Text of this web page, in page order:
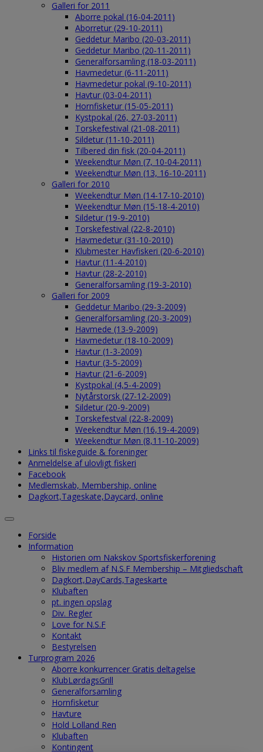
Galleri for 2011
Aborre pokal (16-04-2011)
Aborretur (29-10-2011)
Geddetur Maribo (20-03-2011)
Geddetur Maribo (20-11-2011)
Generalforsamling (18-03-2011)
Havmedetur (6-11-2011)
Havmedetur pokal (9-10-2011)
Havtur (03-04-2011)
Hornfisketur (15-05-2011)
Kystpokal (26, 27-03-2011)
Torskefestival (21-08-2011)
Sildetur (11-10-2011)
Tilbered din fisk (20-04-2011)
Weekendtur Møn (7, 10-04-2011)
Weekendtur Møn (13, 16-10-2011)
Galleri for 2010
Weekendtur Møn (14-17-10-2010)
Weekendtur Møn (15-18-4-2010)
Sildetur (19-9-2010)
Torskefestival (22-8-2010)
Havmedetur (31-10-2010)
Klubmester Havfiskeri (20-6-2010)
Havtur (11-4-2010)
Havtur (28-2-2010)
Generalforsamling (19-3-2010)
Galleri for 2009
Geddetur Maribo (29-3-2009)
Generalforsamling (20-3-2009)
Havmede (13-9-2009)
Havmedetur (18-10-2009)
Havtur (1-3-2009)
Havtur (3-5-2009)
Havtur (21-6-2009)
Kystpokal (4,5-4-2009)
Nytårstorsk (27-12-2009)
Sildetur (20-9-2009)
Torskefestval (22-8-2009)
Weekendtur Møn (16,19-4-2009)
Weekendtur Møn (8,11-10-2009)
Links til fiskeguide & foreninger
Anmeldelse af ulovligt fiskeri
Facebook
Medlemskab, Membership, online
Dagkort,Tageskate,Daycard, online
Forside
Information
Historien om Nakskov Sportsfiskerforening
Bliv medlem af N.S.F Membership – Mitgliedschaft
Dagkort,DayCards,Tageskarte
Klubaften
pt. ingen opslag
Div. Regler
Love for N.S.F
Kontakt
Bestyrelsen
Turprogram 2026
Aborre konkurrencer Gratis deltagelse
KlubLørdagsGrill
Generalforsamling
Hornfisketur
Havture
Hold Lolland Ren
Klubaften
Kontingent